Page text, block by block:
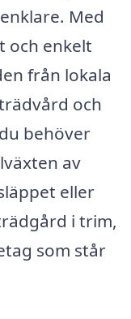
Med
och enkelt
från lokala
och
behöver
av
eller
i trim,
som står